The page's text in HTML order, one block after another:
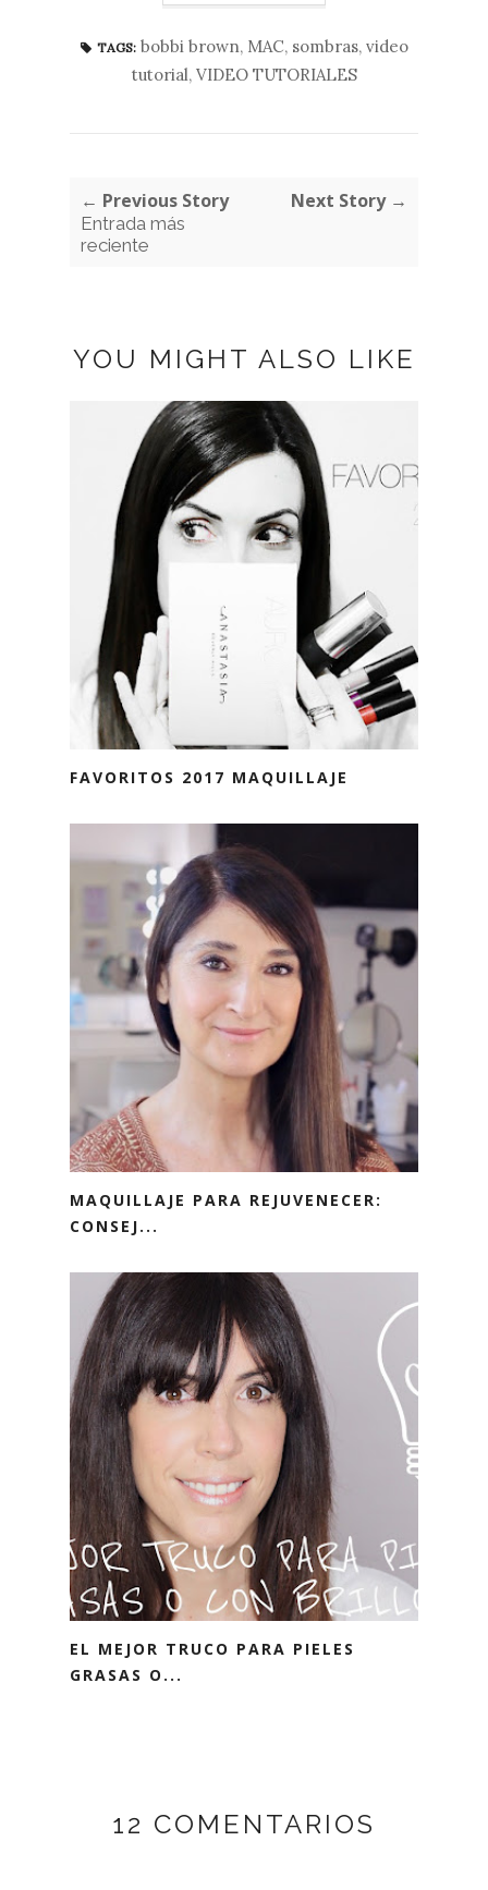
TAGS: bobbi brown, MAC, sombras, video
tutorial, VIDEO TUTORIALES
← Previous Story
Entrada más
reciente
Next Story →
YOU MIGHT ALSO LIKE
FAVORITOS 2017 MAQUILLAJE
MAQUILLAJE PARA REJUVENECER:
CONSEJ...
EL MEJOR TRUCO PARA PIELES
GRASAS O...
12 COMENTARIOS